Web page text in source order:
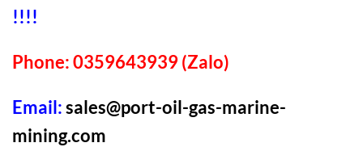
!!!!
Phone: 0359643939 (Zalo)
Email:sales@port-oil-gas-marine-
mining.com